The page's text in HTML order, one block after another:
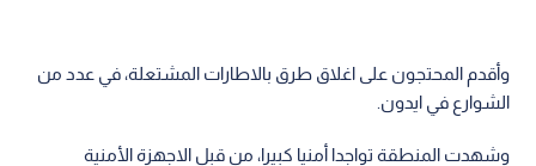
وأقدم المحتجون على اغلاق طرق بالاطارات المشتعلة، في عدد من
الشوارع في ايدون.
وشهدت المنطقة تواجدا أمنيا كبيرا، من قبل الاجهزة الأمنية